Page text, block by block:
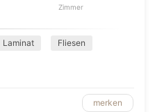
Zimmer
Laminat Fliesen
merken